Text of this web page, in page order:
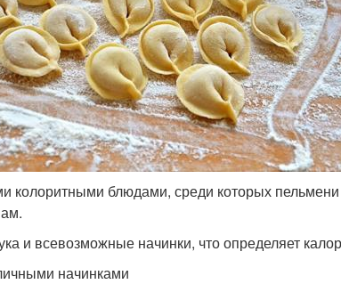
колоритными блюдами, среди которых
и всевозможные начинки, что определяет
начинками